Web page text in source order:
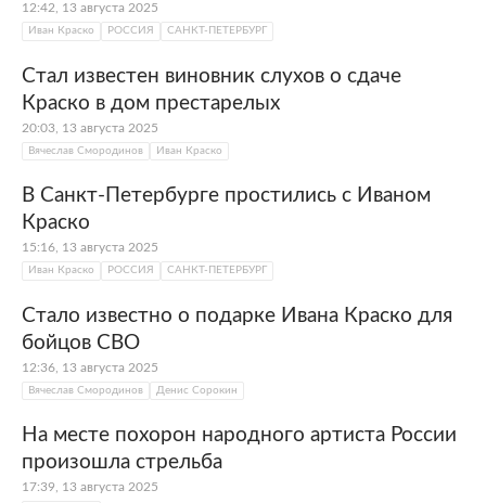
12:42, 13 августа 2025
Иван Краско РОССИЯ САНКТ-ПЕТЕРБУРГ
Стал известен виновник слухов о сдаче
Краско в дом престарелых
20:03, 13 августа 2025
Вячеслав Смородинов Иван Краско
В Санкт-Петербурге простились с Иваном
Краско
15:16, 13 августа 2025
Иван Краско РОССИЯ САНКТ-ПЕТЕРБУРГ
Стало известно о подарке Ивана Краско для
бойцов СВО
12:36, 13 августа 2025
Вячеслав Смородинов Денис Сорокин
На месте похорон народного артиста России
произошла стрельба
17:39, 13 августа 2025